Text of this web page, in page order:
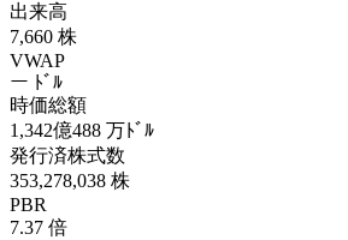
出来高
7,660 株
VWAP
ー ﾄﾞﾙ
時価総額
1,342億488 万ﾄﾞﾙ
発行済株式数
353,278,038 株
PBR
7.37 倍